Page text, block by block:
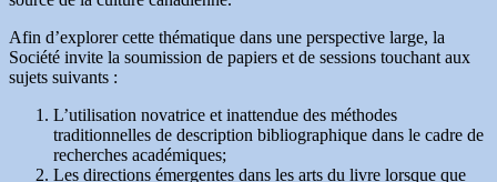
Afin d’explorer cette thématique dans une perspective large, la
Société invite la soumission de papiers et de sessions touchant aux
sujets suivants :
L’utilisation novatrice et inattendue des méthodes
traditionnelles de description bibliographique dans le cadre de
recherches académiques;
Les directions émergentes dans les arts du livre lorsque que